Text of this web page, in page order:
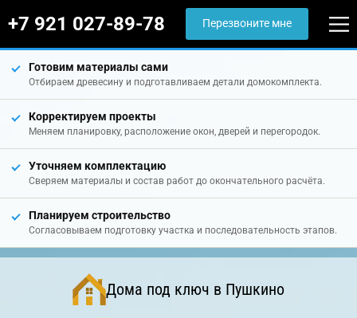
+7 921 027-89-78 Перезвоните мне
Готовим материалы сами
Отбираем древесину и подготавливаем детали домокомплекта.
Корректируем проекты
Меняем планировку, расположение окон, дверей и перегородок.
Уточняем комплектацию
Сверяем материалы и состав работ до окончательного расчёта.
Планируем строительство
Согласовываем подготовку участка и последовательность этапов.
Дома под ключ в Пушкино